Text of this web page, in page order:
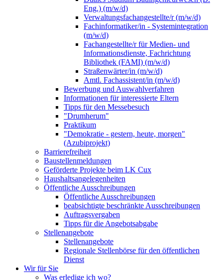
Eng.) (m/w/d)
Verwaltungsfachangestellte/r (m/w/d)
Fachinformatiker/in - Systemintegration
(m/w/d)
Fachangestellte/r für Medien- und
Informationsdienste, Fachrichtung
Bibliothek (FAMI) (m/w/d)
Straßenwärter/in (m/w/d)
Amtl. Fachassistent/in (m/w/d)
Bewerbung und Auswahlverfahren
Informationen für interessierte Eltern
Tipps für den Messebesuch
"Drumherum"
Praktikum
"Demokratie - gestern, heute, morgen"
(Azubiprojekt)
Barrierefreiheit
Baustellenmeldungen
Geförderte Projekte beim LK Cux
Haushaltsangelegenheiten
Öffentliche Ausschreibungen
Öffentliche Ausschreibungen
beabsichtigte beschränkte Ausschreibungen
Auftragsvergaben
Tipps für die Angebotsabgabe
Stellenangebote
Stellenangebote
Regionale Stellenbörse für den öffentlichen
Dienst
Wir für Sie
Was erledige ich wo?